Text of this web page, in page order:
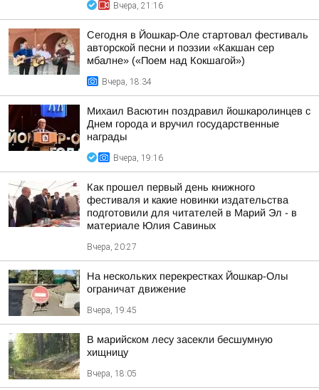
Вчера, 21:16
Сегодня в Йошкар-Оле стартовал фестиваль
авторской песни и поэзии «Какшан сер
мбалне» («Поем над Кокшагой»)
Вчера, 18:34
Михаил Васютин поздравил йошкаролинцев с
Днем города и вручил государственные
награды
Вчера, 19:16
Как прошел первый день книжного
фестиваля и какие новинки издательства
подготовили для читателей в Марий Эл - в
материале Юлия Савиных
Вчера, 20:27
На нескольких перекрестках Йошкар-Олы
ограничат движение
Вчера, 19:45
В марийском лесу засекли бесшумную
хищницу
Вчера, 18:05